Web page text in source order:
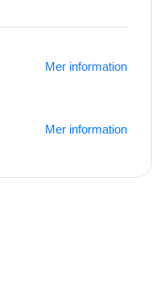
Mer information
Mer information